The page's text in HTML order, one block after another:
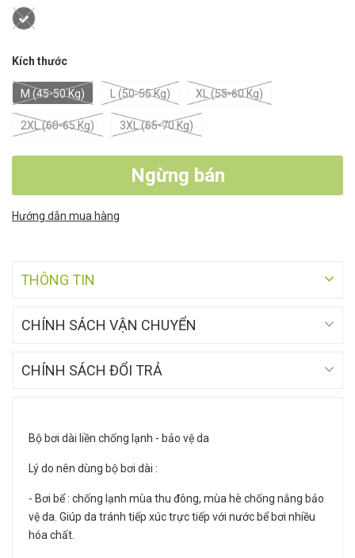
Kích thước
M (45-50 Kg) L (50-55 Kg) XL (55-60 Kg)
2XL (60-65 Kg) 3XL (65-70 Kg)
Ngừng bán
Hướng dẫn mua hàng
THÔNG TIN
CHÍNH SÁCH VẬN CHUYỂN
CHÍNH SÁCH ĐỔI TRẢ
Bộ bơi dài liền chống lạnh - bảo vệ da
Lý do nên dùng bộ bơi dài :
- Bơi bể : chống lạnh mùa thu đông, mùa hè chống nắng bảo
vệ da. Giúp da tránh tiếp xúc trực tiếp với nước bể bơi nhiều
hóa chất.